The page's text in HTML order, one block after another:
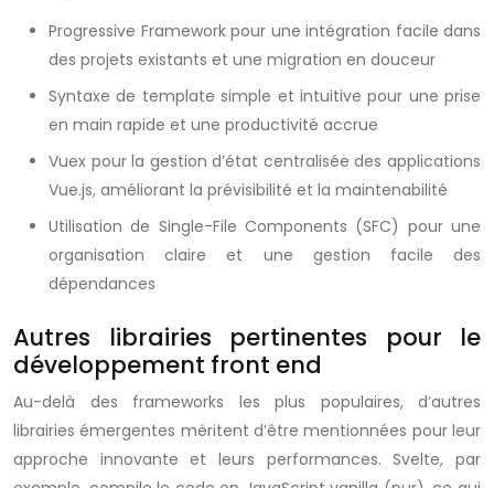
Progressive Framework pour une intégration facile dans
des projets existants et une migration en douceur
Syntaxe de template simple et intuitive pour une prise
en main rapide et une productivité accrue
Vuex pour la gestion d’état centralisée des applications
Vue.js, améliorant la prévisibilité et la maintenabilité
Utilisation de Single-File Components (SFC) pour une
organisation claire et une gestion facile des
dépendances
Autres librairies pertinentes pour le
développement front end
Au-delà des frameworks les plus populaires, d’autres
librairies émergentes méritent d’être mentionnées pour leur
approche innovante et leurs performances. Svelte, par